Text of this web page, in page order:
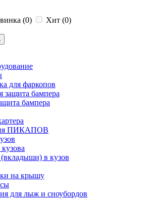
(0) Хит (0)
для фаркопов
защита бампера
бампера
ПИКАПОВ
в кузов
на крышу
для лыж и сноубордов